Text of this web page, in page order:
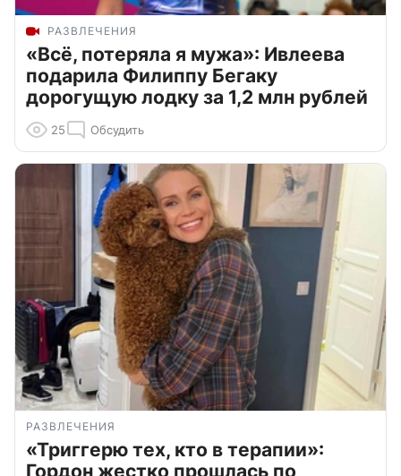
РАЗВЛЕЧЕНИЯ
«Всё, потеряла я мужа»: Ивлеева
подарила Филиппу Бегаку
дорогущую лодку за 1,2 млн рублей
25 Обсудить
РАЗВЛЕЧЕНИЯ
«Триггерю тех, кто в терапии»:
Гордон жестко прошлась по